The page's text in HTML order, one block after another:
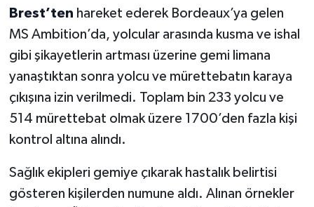
Brest’ten hareket ederek Bordeaux’ya gelen
MS Ambition’da, yolcular arasında kusma ve ishal
gibi şikayetlerin artması üzerine gemi limana
yanaştıktan sonra yolcu ve mürettebatın karaya
çıkışına izin verilmedi. Toplam bin 233 yolcu ve
514 mürettebat olmak üzere 1700’den fazla kişi
kontrol altına alındı.
Sağlık ekipleri gemiye çıkarak hastalık belirtisi
gösteren kişilerden numune aldı. Alınan örnekler